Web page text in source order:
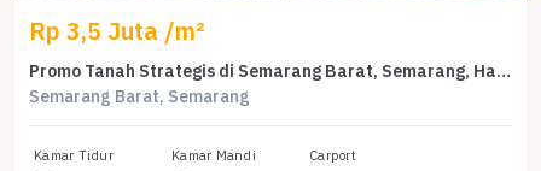
Rp 3,5 Juta /m²
Promo Tanah Strategis di Semarang Barat, Semarang, Harga 605 Juta
Semarang Barat, Semarang
Kamar Tidur Kamar Mandi Carport